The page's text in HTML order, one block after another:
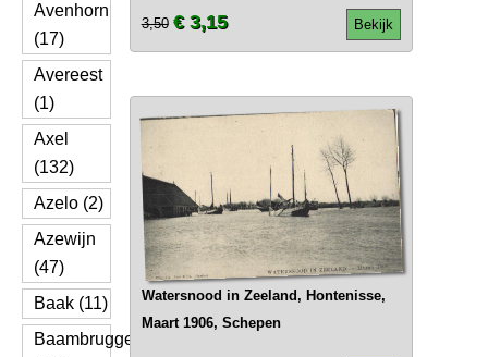
Avenhorn
(17)
Avereest
(1)
Axel
(132)
Azelo (2)
Azewijn
(47)
Baak (11)
Baambrugge
Bekijk
3,50 € 3,15
Watersnood in Zeeland, Hontenisse,
Maart 1906, Schepen